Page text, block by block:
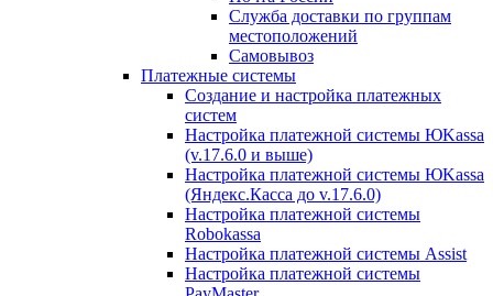
Служба доставки по группам
местоположений
Самовывоз
Платежные системы
Создание и настройка платежных
систем
Настройка платежной системы ЮKassa
(v.17.6.0 и выше)
Настройка платежной системы ЮKassa
(Яндекс.Касса до v.17.6.0)
Настройка платежной системы
Robokassa
Настройка платежной системы Assist
Настройка платежной системы